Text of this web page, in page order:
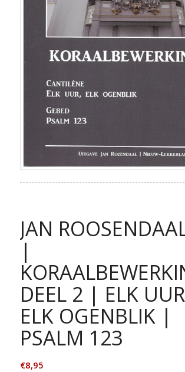
JAN
|
DEEL 2 | ELK
ELK OGENBLIK |
PSALM 123
€8,95